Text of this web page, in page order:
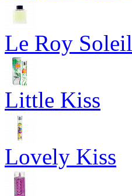
Le Roy Soleil
Little Kiss
Lovely Kiss